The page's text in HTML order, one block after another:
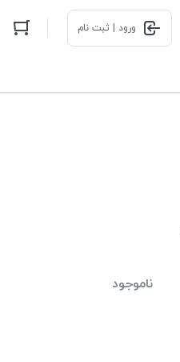
ورود | ثبت نام
ناموجود